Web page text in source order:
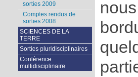
sorties 2009
Comptes rendus de
sorties 2008
SCIENCES DE LA
TERRE
Sorties pluridisciplinaires
Conférence
multidisciplinaire